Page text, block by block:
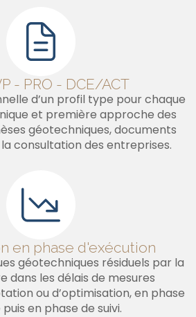
- PRO - DCE/ACT
d’un profil type pour chaque
et première approche des
géotechniques, documents
consultation des entreprises.
en phase d'exécution
géotechniques résiduels par la
dans les délais de mesures
ou d’optimisation, en phase
en phase de suivi.